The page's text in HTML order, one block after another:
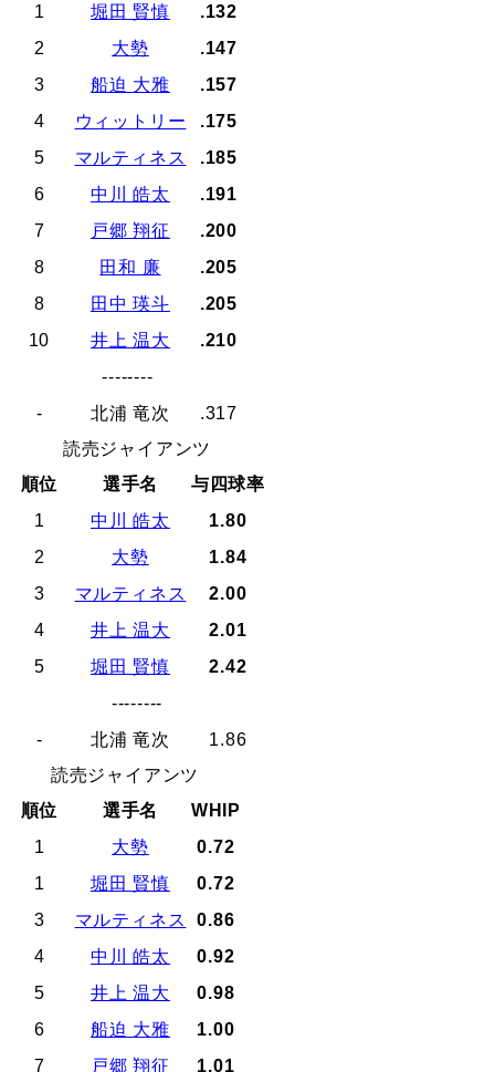
1
堀田 賢慎
.132
2
大勢
.147
3
船迫 大雅
.157
4
ウィットリー
.175
5
マルティネス
.185
6
中川 皓太
.191
7
戸郷 翔征
.200
8
田和 廉
.205
8
田中 瑛斗
.205
10
井上 温大
.210
--------
-
北浦 竜次
.317
読売ジャイアンツ
順位
選手名
与四球率
1
中川 皓太
1.80
2
大勢
1.84
3
マルティネス
2.00
4
井上 温大
2.01
5
堀田 賢慎
2.42
--------
-
北浦 竜次
1.86
読売ジャイアンツ
順位
選手名
WHIP
1
大勢
0.72
1
堀田 賢慎
0.72
3
マルティネス
0.86
4
中川 皓太
0.92
5
井上 温大
0.98
6
船迫 大雅
1.00
7
戸郷 翔征
1.01